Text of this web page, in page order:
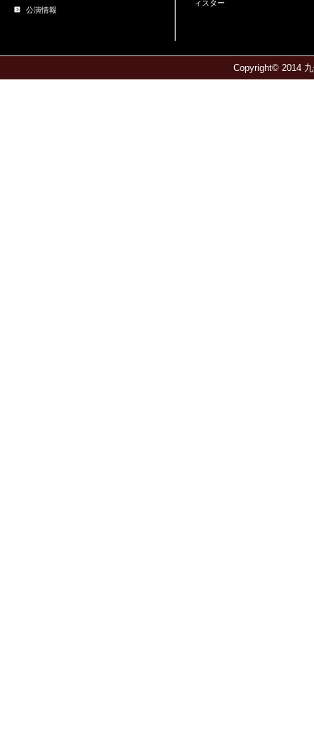
公演情報
ィスター
Copyright© 2014